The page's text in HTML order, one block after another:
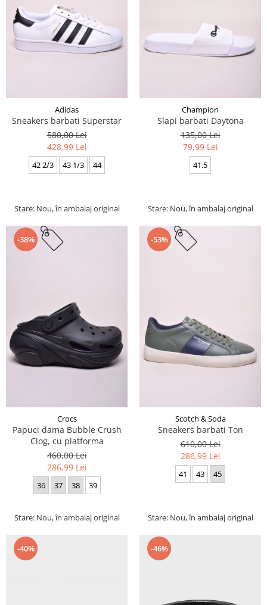
Adidas
Sneakers barbati Superstar
580,00 Lei
428,99 Lei
42 2/3 43 1/3 44
Stare: Nou, în ambalaj original
Champion
Slapi barbati Daytona
135,00 Lei
79,99 Lei
41.5
Stare: Nou, în ambalaj original
-38%
Crocs
Papuci dama Bubble Crush
Clog, cu platforma
460,00 Lei
286,99 Lei
36 37 38 39
Stare: Nou, în ambalaj original
-53%
Scotch & Soda
Sneakers barbati Ton
610,00 Lei
286,99 Lei
41 43 45
Stare: Nou, în ambalaj original
-40% -46%